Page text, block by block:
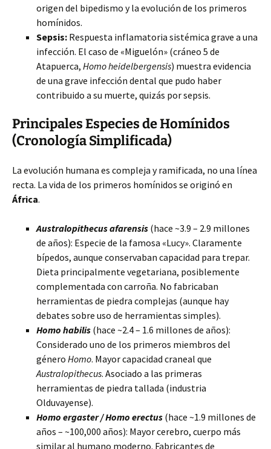
origen del bipedismo y la evolución de los primeros
homínidos.
Sepsis: Respuesta inflamatoria sistémica grave a una
infección. El caso de «Miguelón» (cráneo 5 de
Atapuerca, Homo heidelbergensis) muestra evidencia
de una grave infección dental que pudo haber
contribuido a su muerte, quizás por sepsis.
Principales Especies de Homínidos
(Cronología Simplificada)
La evolución humana es compleja y ramificada, no una línea
recta. La vida de los primeros homínidos se originó en
África.
Australopithecus afarensis (hace ~3.9 – 2.9 millones
de años): Especie de la famosa «Lucy». Claramente
bípedos, aunque conservaban capacidad para trepar.
Dieta principalmente vegetariana, posiblemente
complementada con carroña. No fabricaban
herramientas de piedra complejas (aunque hay
debates sobre uso de herramientas simples).
Homo habilis (hace ~2.4 – 1.6 millones de años):
Considerado uno de los primeros miembros del
género Homo. Mayor capacidad craneal que
Australopithecus. Asociado a las primeras
herramientas de piedra tallada (industria
Olduvayense).
Homo ergaster / Homo erectus (hace ~1.9 millones de
años – ~100,000 años): Mayor cerebro, cuerpo más
similar al humano moderno. Fabricantes de